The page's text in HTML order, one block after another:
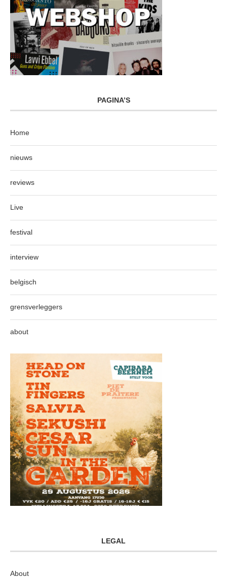
PAGINA’S
Home
nieuws
reviews
Live
festival
interview
belgisch
grensverleggers
about
LEGAL
About